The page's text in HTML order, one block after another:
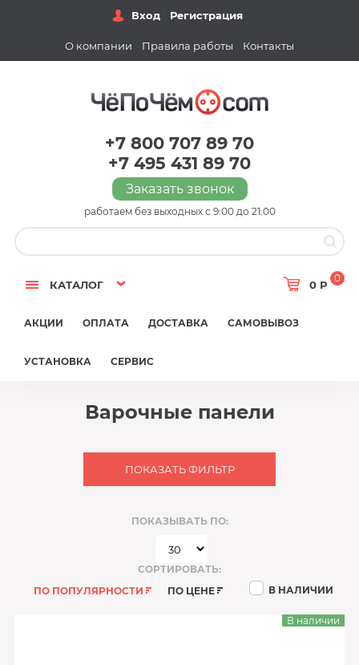
Вход Регистрация
О компании Правила работы Контакты
+7 800 707 89 70
+7 495 431 89 70
Заказать звонок
работаем без выходных с 9:00 до 21:00
КАТАЛОГ 0 Р
0
АКЦИИ ОПЛАТА ДОСТАВКА САМОВЫВОЗ
УСТАНОВКА СЕРВИС
Варочные панели
ПОКАЗАТЬ ФИЛЬТР
ПОКАЗЫВАТЬ ПО:
СОРТИРОВАТЬ:
ПО ПОПУЛЯРНОСТИ
ПО ЦЕНЕ В НАЛИЧИИ
В наличии